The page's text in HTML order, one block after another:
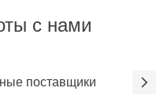
с нами
поставщики